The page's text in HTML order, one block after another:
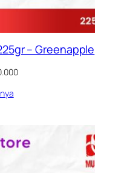
– Greenapple
Harga